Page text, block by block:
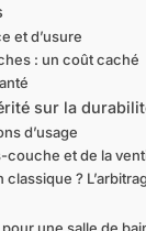
et d’usure
: un coût caché
sur la
d’usage
couche et de la
?